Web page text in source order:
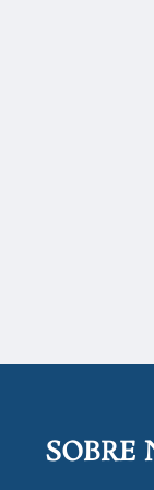
SOBRE